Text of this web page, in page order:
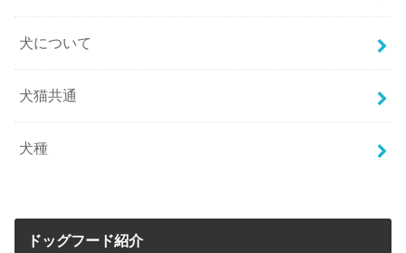
犬について
犬猫共通
犬種
ドッグフード紹介